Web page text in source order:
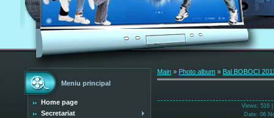
Meniu principal
Home page
Secretariat
Main » Photo album » Bal BOBOCI
Views: 516 |
Date: 06